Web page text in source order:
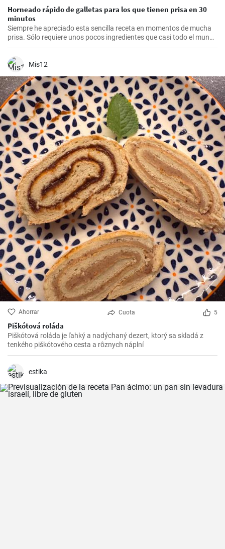
Horneado rápido de galletas para los que tienen prisa en 30
minutos
Siempre he apreciado esta sencilla receta en momentos de mucha
prisa. Sólo requiere unos pocos ingredientes que casi todo el mundo
tiene en casa, y en apenas 30 minutos puedes estar disfrutando de
unas deliciosas galletas caseras. Con su textura crujiente y su
sabor dulce, siempre eran un éxito para las visitas improvisadas y
Mis12
Ahorrar Cuota 5
Piškótová roláda
Piškótová roláda je ľahký a nadýchaný dezert, ktorý sa skladá z
tenkého piškótového cesta a rôznych náplní
estika